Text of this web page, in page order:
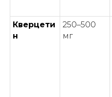
Кверцети
н
250–500
мг